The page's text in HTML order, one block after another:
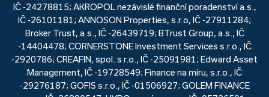
IČ -24278815; AKROPOL nezávislé finanční poradenství a.s.,
IČ -26101181; ANNOSON Properties, s.r.o, IČ -27911284;
Broker Trust, a.s., IČ -26439719; BTrust Group, a.s., IČ
-14404478; CORNERSTONE Investment Services s.r.o., IČ
-2920786; CREAFIN, spol. s r.o., IČ -25091981; Edward Asset
Management, IČ -19728549; Finance na míru, s.r.o., IČ
-29276187; GOFIS s.r.o., IČ -01506927; GOLEM FINANCE